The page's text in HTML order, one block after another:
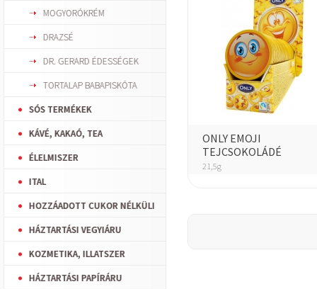
MOGYORÓKRÉM
DRAZSÉ
DR. GERARD ÉDESSÉGEK
TORTALAP BABAPISKÓTA
SÓS TERMÉKEK
KÁVÉ, KAKAÓ, TEA
ÉLELMISZER
ITAL
HOZZÁADOTT CUKOR NÉLKÜLI
HÁZTARTÁSI VEGYIÁRU
KOZMETIKA, ILLATSZER
HÁZTARTÁSI PAPÍRÁRU
ONLY EMOJI
TEJCSOKOLÁDÉ
21,5g